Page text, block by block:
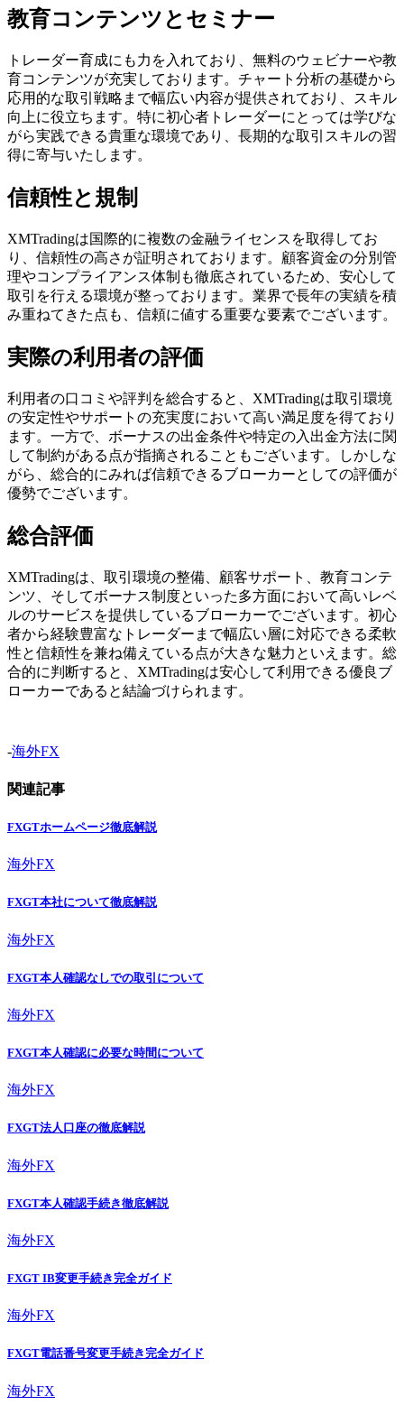
教育コンテンツとセミナー
トレーダー育成にも力を入れており、無料のウェビナーや教
育コンテンツが充実しております。チャート分析の基礎から
応用的な取引戦略まで幅広い内容が提供されており、スキル
向上に役立ちます。特に初心者トレーダーにとっては学びな
がら実践できる貴重な環境であり、長期的な取引スキルの習
得に寄与いたします。
信頼性と規制
XMTradingは国際的に複数の金融ライセンスを取得してお
り、信頼性の高さが証明されております。顧客資金の分別管
理やコンプライアンス体制も徹底されているため、安心して
取引を行える環境が整っております。業界で長年の実績を積
み重ねてきた点も、信頼に値する重要な要素でございます。
実際の利用者の評価
利用者の口コミや評判を総合すると、XMTradingは取引環境
の安定性やサポートの充実度において高い満足度を得ており
ます。一方で、ボーナスの出金条件や特定の入出金方法に関
して制約がある点が指摘されることもございます。しかしな
がら、総合的にみれば信頼できるブローカーとしての評価が
優勢でございます。
総合評価
XMTradingは、取引環境の整備、顧客サポート、教育コンテ
ンツ、そしてボーナス制度といった多方面において高いレベ
ルのサービスを提供しているブローカーでございます。初心
者から経験豊富なトレーダーまで幅広い層に対応できる柔軟
性と信頼性を兼ね備えている点が大きな魅力といえます。総
合的に判断すると、XMTradingは安心して利用できる優良ブ
ローカーであると結論づけられます。
-海外FX
関連記事
FXGTホームページ徹底解説
海外FX
FXGT本社について徹底解説
海外FX
FXGT本人確認なしでの取引について
海外FX
FXGT本人確認に必要な時間について
海外FX
FXGT法人口座の徹底解説
海外FX
FXGT本人確認手続き徹底解説
海外FX
FXGT IB変更手続き完全ガイド
海外FX
FXGT電話番号変更手続き完全ガイド
海外FX